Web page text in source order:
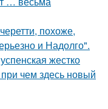
похоже,
и Надолго".
жестко
чем здесь новый